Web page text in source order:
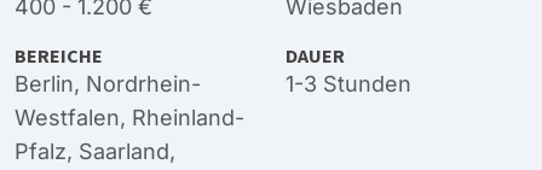
400 - 1.200 € Wiesbaden
BEREICHE
Berlin, Nordrhein-
Westfalen, Rheinland-
Pfalz, Saarland,
DAUER
1-3 Stunden